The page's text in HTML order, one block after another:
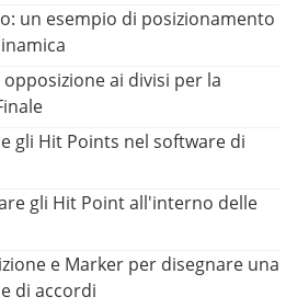
un esempio di posizionamento
ai divisi per la
gli Hit Points nel software di
gli Hit Point all'interno delle
e Marker per disegnare una
di accordi